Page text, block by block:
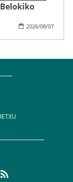
2026/08/07